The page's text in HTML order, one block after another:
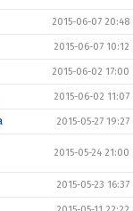
2015-06-07 20:48
2015-06-07 10:12
2015-06-02 17:00
2015-06-02 11:07
2015-05-27 19:27
2015-05-24 21:00
2015-05-23 16:37